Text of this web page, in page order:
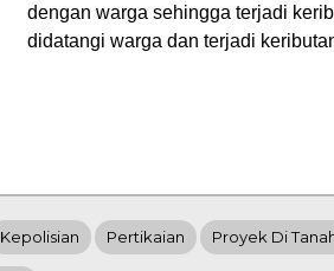
dengan warga sehingga terjadi
didatangi warga dan terjadi
Kepolisian Pertikaian Proyek Di